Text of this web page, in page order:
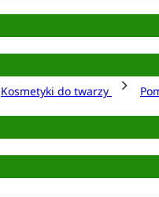
Kosmetyki do twarzy